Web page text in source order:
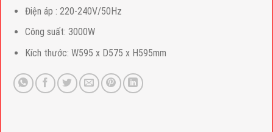
Điện áp : 220-240V/50Hz
Công suất: 3000W
Kích thước: W595 x D575 x H595mm